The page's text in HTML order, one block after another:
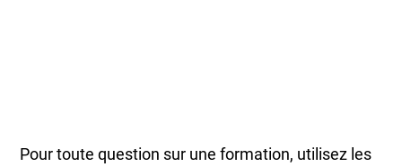
Pour toute question sur une formation, utilisez les